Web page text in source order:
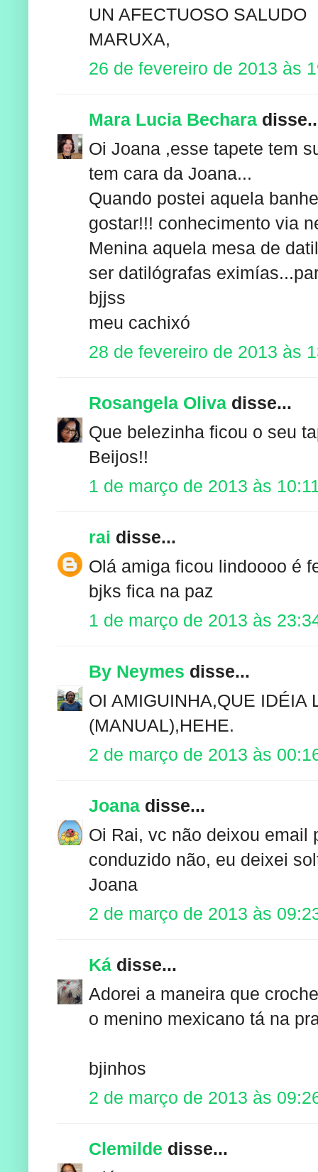
UN AFECTUOSO SALUDO
MARUXA,
26 de fevereiro de 2013 às
Mara Lucia Bechara
Oi Joana ,esse tapete tem
tem cara da Joana...
Quando postei aquela
gostar!!! conhecimento via
Menina aquela mesa de
ser datilógrafas
bjjss
meu cachixó
28 de fevereiro de 2013 às
Rosangela Oliva disse...
Que belezinha ficou o seu
Beijos!!
1 de março de 2013 às
rai disse...
Olá amiga ficou lindoooo é
bjks fica na paz
1 de março de 2013 às
By Neymes disse...
OI AMIGUINHA,QUE IDÉIA
(MANUAL),HEHE.
2 de março de 2013 às
Joana disse...
Oi Rai, vc não deixou email
conduzido não, eu deixei
Joana
2 de março de 2013 às
Ká disse...
Adorei a maneira que
o menino mexicano tá na
bjinhos
2 de março de 2013 às
Clemilde disse...